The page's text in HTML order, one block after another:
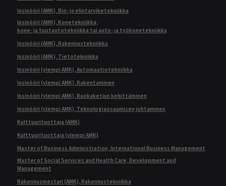
Insinööri (AMK), Bio- ja elintarviketekniikka
Insinööri (AMK), Konetekniikka,
kone- ja tuotantotekniikka tai auto- ja työkonetekniikka
Insinööri (AMK), Rakennustekniikka
Insinööri (AMK), Tietotekniikka
Insinööri (ylempi AMK), Automaatiotekniikka
Insinööri (ylempi AMK), Rakentaminen
Insinööri (ylempi AMK), Ruokaketjun kehittäminen
Insinööri (ylempi AMK), Teknologiaosaamisen johtaminen
Kulttuurituottaja (AMK)
Kulttuurituottaja (ylempi AMK)
Master of Business Administration, International Business Management
Master of Social Services and Health Care, Development and
Management
Rakennusmestari (AMK), Rakennustekniikka